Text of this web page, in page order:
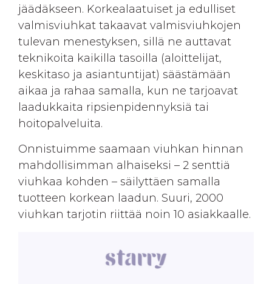
jäädäkseen. Korkealaatuiset ja edulliset
valmisviuhkat takaavat valmisviuhkojen
tulevan menestyksen, sillä ne auttavat
teknikoita kaikilla tasoilla (aloittelijat,
keskitaso ja asiantuntijat) säästämään
aikaa ja rahaa samalla, kun ne tarjoavat
laadukkaita ripsienpidennyksiä tai
hoitopalveluita.
Onnistuimme saamaan viuhkan hinnan
mahdollisimman alhaiseksi – 2 senttiä
viuhkaa kohden – säilyttäen samalla
tuotteen korkean laadun. Suuri, 2000
viuhkan tarjotin riittää noin 10 asiakkaalle.